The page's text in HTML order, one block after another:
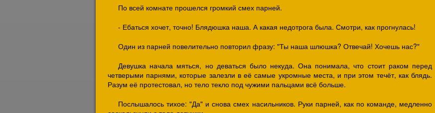
По всей комнате прошелся громкий смех парней.
- Ебаться хочет, точно! Блядюшка наша. А какая недотрога была. Смотри, как прогнулась!
Один из парней повелительно повторил фразу: "Ты наша шлюшка? Отвечай! Хочешь нас?"
Девушка начала мяться, но деваться было некуда. Она понимала, что стоит раком перед
четверыми парнями, которые залезли в её самые укромные места, и при этом течёт, как блядь.
Разум её протестовал, но тело текло под чужими пальцами всё больше.
Послышалось тихое: "Да" и снова смех насильников. Руки парней, как по команде, медленно